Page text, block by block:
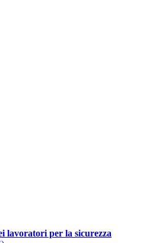
lavoratori per la sicurezza